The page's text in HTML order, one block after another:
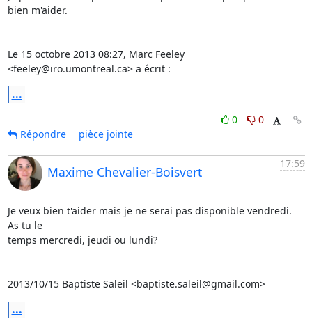
bien m'aider.
Le 15 octobre 2013 08:27, Marc Feeley
<feeley@iro.umontreal.ca> a écrit :
...
0
0
Répondre
pièce jointe
Maxime Chevalier-Boisvert
17:59
Je veux bien t'aider mais je ne serai pas disponible vendredi.
As tu le
temps mercredi, jeudi ou lundi?
2013/10/15 Baptiste Saleil <baptiste.saleil@gmail.com>
...